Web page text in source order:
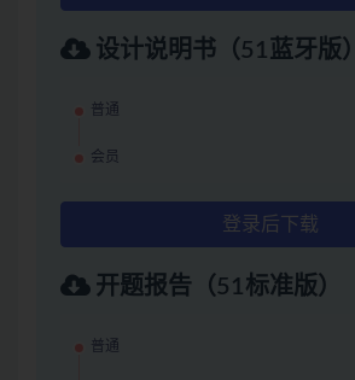
设计说明书（51蓝牙版）
普通
会员
登录后下载
开题报告（51标准版）
普通